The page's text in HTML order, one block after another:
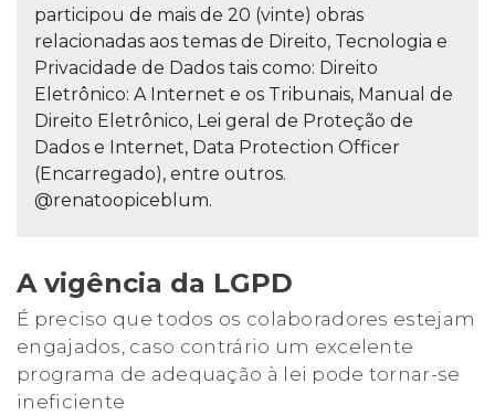
participou de mais de 20 (vinte) obras
relacionadas aos temas de Direito, Tecnologia e
Privacidade de Dados tais como: Direito
Eletrônico: A Internet e os Tribunais, Manual de
Direito Eletrônico, Lei geral de Proteção de
Dados e Internet, Data Protection Officer
(Encarregado), entre outros.
@renatoopiceblum.
A vigência da LGPD
É preciso que todos os colaboradores estejam
engajados, caso contrário um excelente
programa de adequação à lei pode tornar-se
ineficiente